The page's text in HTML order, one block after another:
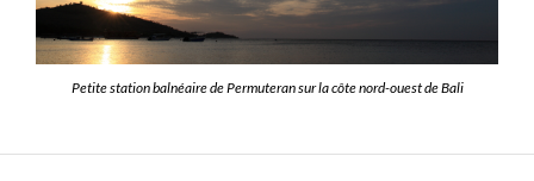
Petite station balnéaire de Permuteran sur la côte nord-ouest de Bali